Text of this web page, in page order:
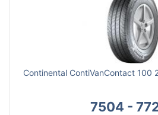
Continental ContiVanContact 100
7504 -